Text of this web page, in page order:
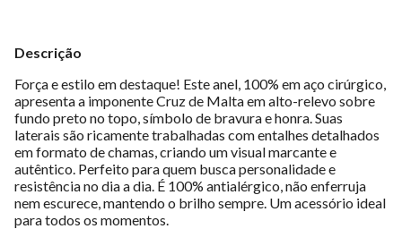
Descrição
Força e estilo em destaque! Este anel, 100% em aço cirúrgico,
apresenta a imponente Cruz de Malta em alto-relevo sobre
fundo preto no topo, símbolo de bravura e honra. Suas
laterais são ricamente trabalhadas com entalhes detalhados
em formato de chamas, criando um visual marcante e
autêntico. Perfeito para quem busca personalidade e
resistência no dia a dia. É 100% antialérgico, não enferruja
nem escurece, mantendo o brilho sempre. Um acessório ideal
para todos os momentos.